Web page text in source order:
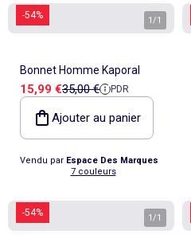
-54% 1 /1
Bonnet Homme Kaporal
Prix de vente
15,99 €Prix de référence
35,00 € PDR
Ajouter au panier
Vendu par Espace Des Marques
7 couleurs
-54% 1 /1